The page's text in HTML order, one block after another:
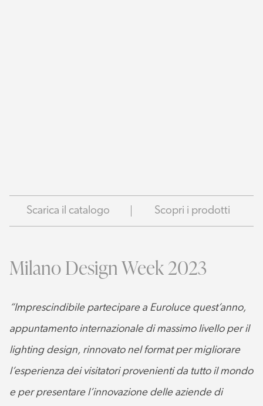
Scarica il catalogo Scopri i prodotti
Milano Design Week 2023
“Imprescindibile partecipare a Euroluce quest’anno,
appuntamento internazionale di massimo livello per il
lighting design, rinnovato nel format per migliorare
l’esperienza dei visitatori provenienti da tutto il mondo
e per presentare l’innovazione delle aziende di